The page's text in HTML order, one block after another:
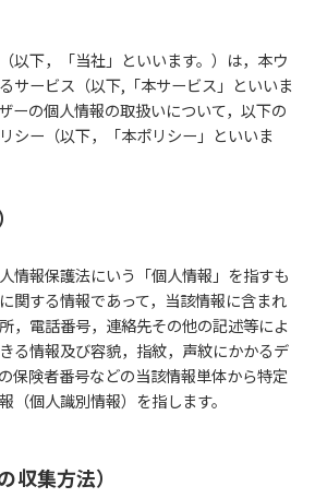
以下，「当社」といいます。）は，本ウ
サービス（以下,「本サービス」といいま
ーの個人情報の取扱いについて，以下の
シー（以下，「本ポリシー」といいま
情報保護法にいう「個人情報」を指すも
関する情報であって，当該情報に含まれ
，電話番号，連絡先その他の記述等によ
る情報及び容貌，指紋，声紋にかかるデ
保険者番号などの当該情報単体から特定
（個人識別情報）を指します。
収集方法）